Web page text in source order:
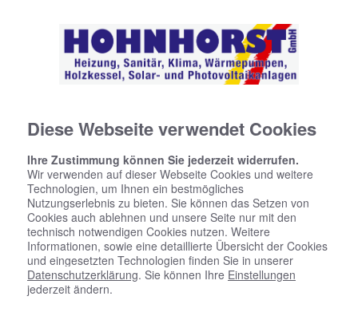
Diese Webseite verwendet Cookies
Ihre Zustimmung können Sie jederzeit widerrufen.
Wir verwenden auf dieser Webseite Cookies und weitere
Technologien, um Ihnen ein bestmögliches
Nutzungserlebnis zu bieten. Sie können das Setzen von
Cookies auch ablehnen und unsere Seite nur mit den
technisch notwendigen Cookies nutzen. Weitere
Informationen, sowie eine detaillierte Übersicht der Cookies
und eingesetzten Technologien finden Sie in unserer
Datenschutzerklärung. Sie können Ihre Einstellungen
jederzeit ändern.